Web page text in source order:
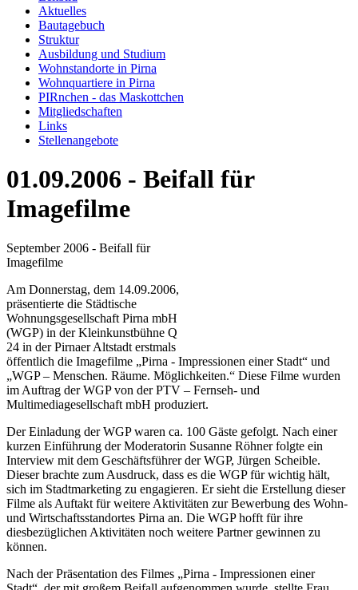
Aktuelles
Bautagebuch
Struktur
Ausbildung und Studium
Wohnstandorte in Pirna
Wohnquartiere in Pirna
PIRnchen - das Maskottchen
Mitgliedschaften
Links
Stellenangebote
01.09.2006 - Beifall für
Imagefilme
September 2006 - Beifall für
Imagefilme
Am Donnerstag, dem 14.09.2006,
präsentierte die Städtische
Wohnungsgesellschaft Pirna mbH
(WGP) in der Kleinkunstbühne Q
24 in der Pirnaer Altstadt erstmals
öffentlich die Imagefilme „Pirna - Impressionen einer Stadt“ und
„WGP – Menschen. Räume. Möglichkeiten.“ Diese Filme wurden
im Auftrag der WGP von der PTV – Fernseh- und
Multimediagesellschaft mbH produziert.
Der Einladung der WGP waren ca. 100 Gäste gefolgt. Nach einer
kurzen Einführung der Moderatorin Susanne Röhner folgte ein
Interview mit dem Geschäftsführer der WGP, Jürgen Scheible.
Dieser brachte zum Ausdruck, dass es die WGP für wichtig hält,
sich im Stadtmarketing zu engagieren. Er sieht die Erstellung dieser
Filme als Auftakt für weitere Aktivitäten zur Bewerbung des Wohn-
und Wirtschaftsstandortes Pirna an. Die WGP hofft für ihre
diesbezüglichen Aktivitäten noch weitere Partner gewinnen zu
können.
Nach der Präsentation des Filmes „Pirna - Impressionen einer